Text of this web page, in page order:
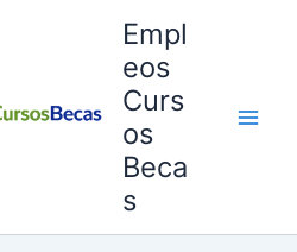
Empl
eos
Curs
os
Beca
s